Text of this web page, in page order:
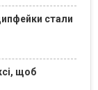
стали
щоб